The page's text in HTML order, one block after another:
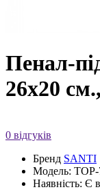
Пенал-
26x20
0 відгуків
Бренд SANTI
Модель: TOP-
Наявність: Є